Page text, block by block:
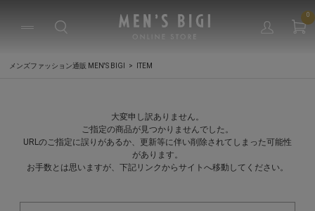
0
メンズファッション通販 MEN'S BIGI ITEM
大変申し訳ありません。
ご指定の商品が見つかりませんでした。
URLのご指定に誤りがあるか、更新等に伴い削除されてしまった可能性
があります。
お手数とは思いますが、下記リンクからサイトへ移動してください。